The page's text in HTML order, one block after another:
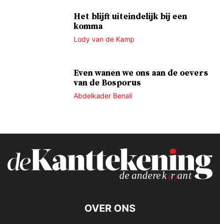
Het blijft uiteindelijk bij een
komma
Lody van de Kamp
Even wanen we ons aan de oevers
van de Bosporus
Abdelkader Benali
OVER ONS